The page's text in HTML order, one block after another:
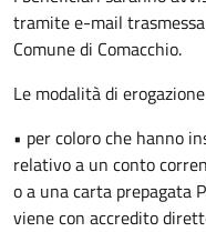
tramite e-mail
Comune di Comacchio.
Le modalità di
• per coloro che hanno
relativo a un conto
o a una carta prepagata
viene con accredito